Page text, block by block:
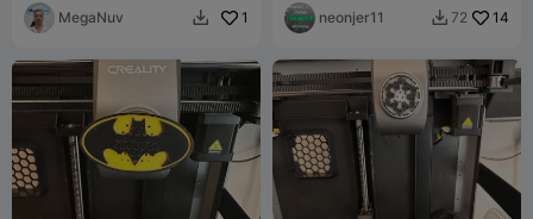
MegaNuv  1
المصغرةneonjer11  72 14